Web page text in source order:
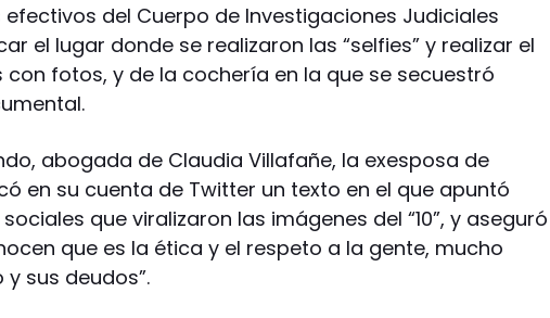
efectivos del Cuerpo de Investigaciones Judiciales
el lugar donde se realizaron las “selfies” y realizar el
con fotos, y de la cochería en la que se secuestró
abogada de Claudia Villafañe, la exesposa de
en su cuenta de Twitter un texto en el que apuntó
que viralizaron las imágenes del “10”, y aseguró
que es la ética y el respeto a la gente, mucho
sus deudos”.